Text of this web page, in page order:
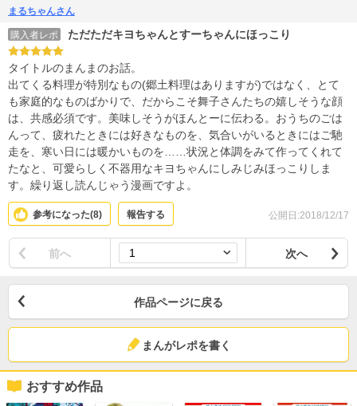
まるちゃんさん
購入者レポ ただただキヨちゃんとすーちゃんにほっこり
タイトルのまんまのお話。
出てくる料理が特別なもの(郷土料理はありますが)ではなく、とて
も家庭的なものばかりで、だからこそ舞子さんたちの嬉しそうな顔
は、共感必須です。美味しそうがほんとーに伝わる。おうちのごは
んって、疲れたときには好きなものを、気合いがいるときにはご馳
走を、寒い日には暖かいものを……状況と体調をみて作ってくれて
たなと、可愛らしく不器用なキヨちゃんにしみじみほっこりしま
す。繰り返し読んじゃう漫画ですよ。
公開日:2018/12/17
参考になった(8) 報告する
前へ 次へ
作品ページに戻る
まんがレポを書く
おすすめ作品